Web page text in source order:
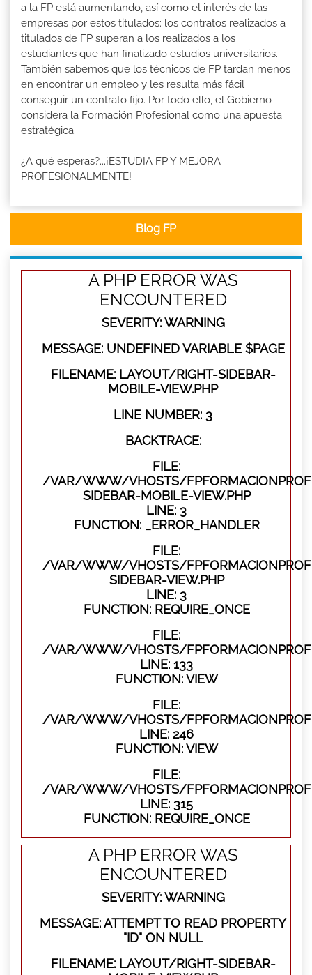
a la FP está aumentando, así como el interés de las
empresas por estos titulados: los contratos realizados a
titulados de FP superan a los realizados a los
estudiantes que han finalizado estudios universitarios.
También sabemos que los técnicos de FP tardan menos
en encontrar un empleo y les resulta más fácil
conseguir un contrato fijo. Por todo ello, el Gobierno
considera la Formación Profesional como una apuesta
estratégica.
¿A qué esperas?...¡ESTUDIA FP Y MEJORA
PROFESIONALMENTE!
Blog FP
A PHP ERROR WAS
ENCOUNTERED
SEVERITY: WARNING
MESSAGE: UNDEFINED VARIABLE $PAGE
FILENAME: LAYOUT/RIGHT-SIDEBAR-
MOBILE-VIEW.PHP
LINE NUMBER: 3
BACKTRACE:
FILE:
/VAR/WWW/VHOSTS/
SIDEBAR-MOBILE-VIEW.PHP
LINE: 3
FUNCTION: _ERROR_HANDLER
FILE:
/VAR/WWW/VHOSTS/
SIDEBAR-VIEW.PHP
LINE: 3
FUNCTION: REQUIRE_ONCE
FILE:
/VAR/WWW/VHOSTS/
LINE: 133
FUNCTION: VIEW
FILE:
/VAR/WWW/VHOSTS/
LINE: 246
FUNCTION: VIEW
FILE:
/VAR/WWW/VHOSTS/
LINE: 315
FUNCTION: REQUIRE_ONCE
A PHP ERROR WAS
ENCOUNTERED
SEVERITY: WARNING
MESSAGE: ATTEMPT TO READ PROPERTY
"ID" ON NULL
FILENAME: LAYOUT/RIGHT-SIDEBAR-